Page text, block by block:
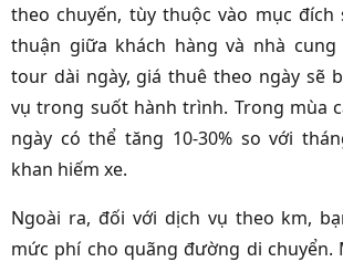
theo chuyến, tùy thuộc vào mục
thuận giữa khách hàng và nhà
tour dài ngày, giá thuê theo ngày sẽ
vụ trong suốt hành trình. Trong mùa
ngày có thể tăng 10-30% so với
khan hiếm xe.
Ngoài ra, đối với dịch vụ theo km,
mức phí cho quãng đường di chuyển.